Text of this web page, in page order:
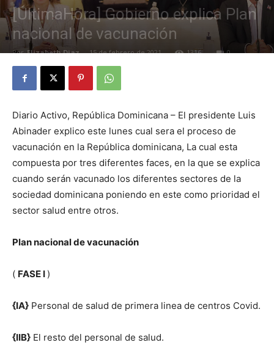
[ÚltimaHora] Gobierno explica Plan
nacional de vacunación
Por Elizabeth Diaz - 15 de febrero de 2021 1316 0
Diario Activo, República Dominicana – El presidente Luis
Abinader explico este lunes cual sera el proceso de
vacunación en la República dominicana, La cual esta
compuesta por tres diferentes faces, en la que se explica
cuando serán vacunado los diferentes sectores de la
sociedad dominicana poniendo en este como prioridad el
sector salud entre otros.
Plan nacional de vacunación
( FASE I )
{IA} Personal de salud de primera linea de centros Covid.
{IIB} El resto del personal de salud.